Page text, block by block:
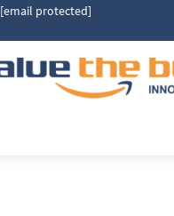
[email protected]